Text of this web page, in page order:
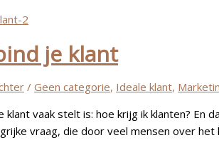
je klant
/ Geen categorie, Ideale klant,
klant vaak stelt is: hoe krijg ik klanten? En
vraag, die door veel mensen over